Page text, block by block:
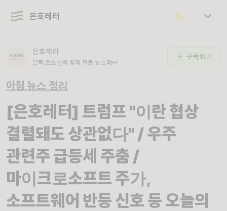
은호레터
은호레터
은퇴 호소인의 경제 전문 뉴스레터
구독하기
아침 뉴스 정리
[은호레터] 트럼프 "이란 협상
결렬돼도 상관없다" / 우주
관련주 급등세 주춤 /
마이크로소프트 주가,
소프트웨어 반등 신호 등 오늘의